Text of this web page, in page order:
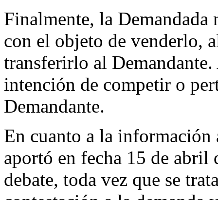
Finalmente, la
con el objeto de venderlo,
transferirlo al
intención de competir o
Demandante.
En cuanto a la información
aportó en fecha 15 de abril
debate, toda vez que se